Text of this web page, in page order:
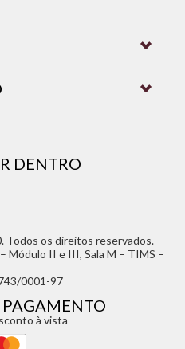
DENTRO
os direitos reservados.
Módulo II e III, Sala M – TIMS –
0001-97
PAGAMENTO
à vista